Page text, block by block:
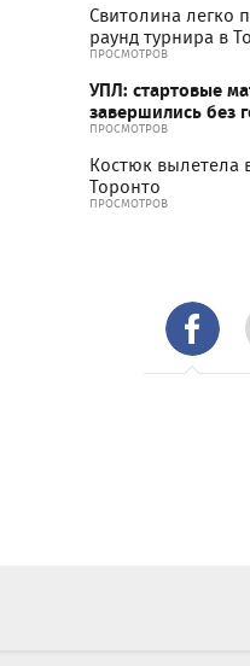
Свитолина легко
раунд турнира в
ПРОСМОТРОВ
УПЛ: стартовые
завершились без
ПРОСМОТРОВ
Костюк вылетела
Торонто
ПРОСМОТРОВ